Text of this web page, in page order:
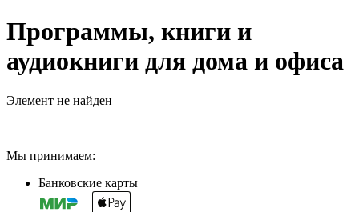
Программы, книги и
аудиокниги для дома и офиса
Элемент не найден
Мы принимаем:
Банковские карты